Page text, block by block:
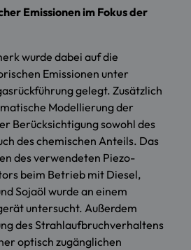
Emissionen im Fokus der
wurde dabei auf die
Emissionen unter
gelegt. Zusätzlich
Modellierung der
Berücksichtigung sowohl des
des chemischen Anteils. Das
des verwendeten Piezo-
beim Betrieb mit Diesel,
Sojaöl wurde an einem
untersucht. Außerdem
des Strahlaufbruchverhaltens
optisch zugänglichen